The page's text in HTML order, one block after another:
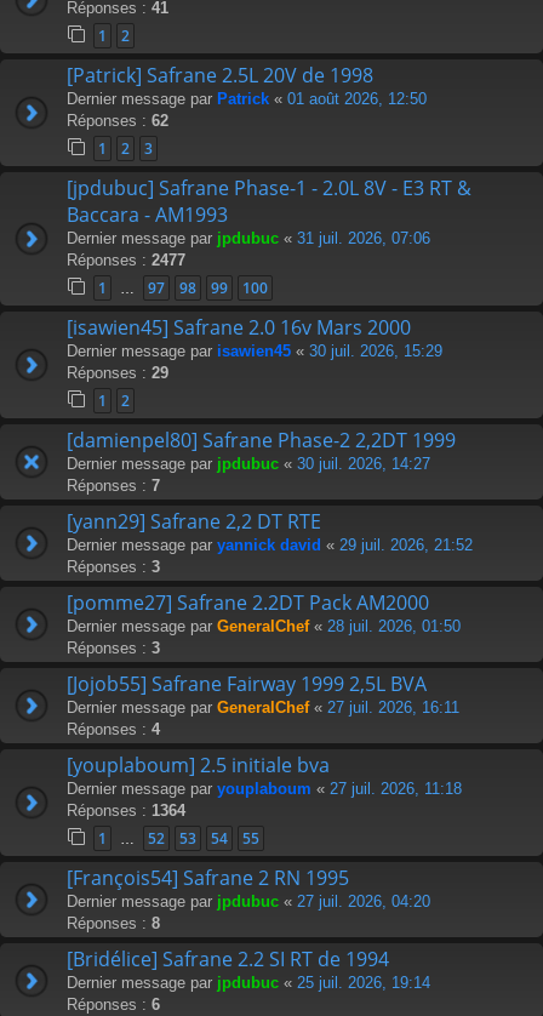
Réponses : 41
1 2
[Patrick] Safrane 2.5L 20V de 1998
Dernier message par Patrick « 01 août 2026, 12:50
Réponses : 62
1 2 3
[jpdubuc] Safrane Phase-1 - 2.0L 8V - E3 RT &
Baccara - AM1993
Dernier message par jpdubuc « 31 juil. 2026, 07:06
Réponses : 2477
1 … 97 98 99 100
[isawien45] Safrane 2.0 16v Mars 2000
Dernier message par isawien45 « 30 juil. 2026, 15:29
Réponses : 29
1 2
[damienpel80] Safrane Phase-2 2,2DT 1999
Dernier message par jpdubuc « 30 juil. 2026, 14:27
Réponses : 7
[yann29] Safrane 2,2 DT RTE
Dernier message par yannick david « 29 juil. 2026, 21:52
Réponses : 3
[pomme27] Safrane 2.2DT Pack AM2000
Dernier message par GeneralChef« 28 juil. 2026, 01:50
Réponses : 3
[Jojob55] Safrane Fairway 1999 2,5L BVA
Dernier message par GeneralChef« 27 juil. 2026, 16:11
Réponses : 4
[youplaboum] 2.5 initiale bva
Dernier message par youplaboum « 27 juil. 2026, 11:18
Réponses : 1364
1 … 52 53 54 55
[François54] Safrane 2 RN 1995
Dernier message par jpdubuc « 27 juil. 2026, 04:20
Réponses : 8
[Bridélice] Safrane 2.2 SI RT de 1994
Dernier message par jpdubuc « 25 juil. 2026, 19:14
Réponses : 6